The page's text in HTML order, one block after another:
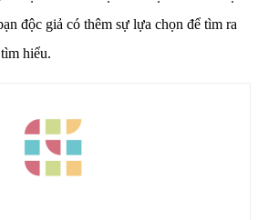
độc giả có thêm sự lựa chọn để tìm ra
hiểu.